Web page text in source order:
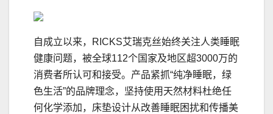
自成立以来，RICKS艾瑞克丝始终关注人类睡眠
健康问题，被全球112个国家及地区超3000万的
消费者所认可和接受。产品紧抓“纯净睡眠，绿
色生活”的品牌理念，坚持使用天然材料杜绝任
何化学添加，床垫设计从改善睡眠困扰和传播美